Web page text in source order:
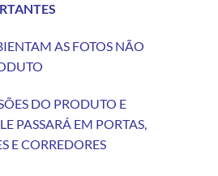
AS FOTOS NÃO
DO PRODUTO E
PASSARÁ EM PORTAS,
E CORREDORES